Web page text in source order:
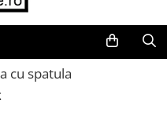
cu spatula